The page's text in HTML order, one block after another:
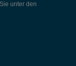
unter den